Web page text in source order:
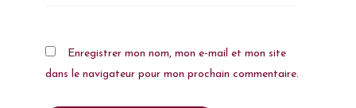
Enregistrer mon nom, mon e-mail et mon site
dans le navigateur pour mon prochain commentaire.